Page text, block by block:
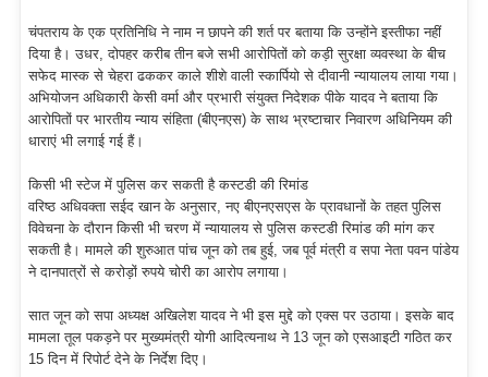
चंपतराय के एक प्रतिनिधि ने नाम न छापने की शर्त पर बताया कि उन्होंने इस्तीफा नहीं
दिया है। उधर, दोपहर करीब तीन बजे सभी आरोपितों को कड़ी सुरक्षा व्यवस्था के बीच
सफेद मास्क से चेहरा ढककर काले शीशे वाली स्कार्पियो से दीवानी न्यायालय लाया गया।
अभियोजन अधिकारी केसी वर्मा और प्रभारी संयुक्त निदेशक पीके यादव ने बताया कि
आरोपितों पर भारतीय न्याय संहिता (बीएनएस) के साथ भ्रष्टाचार निवारण अधिनियम की
धाराएं भी लगाई गई हैं।
किसी भी स्टेज में पुलिस कर सकती है कस्टडी की रिमांड
वरिष्ठ अधिवक्ता सईद खान के अनुसार, नए बीएनएसएस के प्रावधानों के तहत पुलिस
विवेचना के दौरान किसी भी चरण में न्यायालय से पुलिस कस्टडी रिमांड की मांग कर
सकती है। मामले की शुरुआत पांच जून को तब हुई, जब पूर्व मंत्री व सपा नेता पवन पांडेय
ने दानपात्रों से करोड़ों रुपये चोरी का आरोप लगाया।
सात जून को सपा अध्यक्ष अखिलेश यादव ने भी इस मुद्दे को एक्स पर उठाया। इसके बाद
मामला तूल पकड़ने पर मुख्यमंत्री योगी आदित्यनाथ ने 13 जून को एसआइटी गठित कर
15 दिन में रिपोर्ट देने के निर्देश दिए।